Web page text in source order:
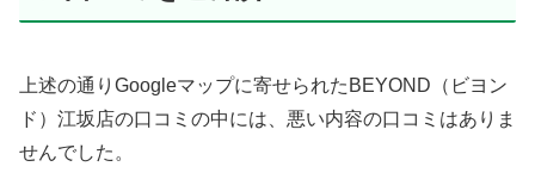
上述の通りGoogleマップに寄せられたBEYOND（ビヨン
ド）江坂店の口コミの中には、悪い内容の口コミはありま
せんでした。